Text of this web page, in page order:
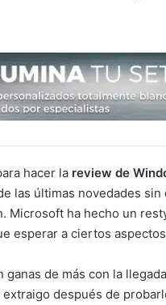
hacer la review de
las últimas novedades
Microsoft ha hecho un
esperar a ciertos
de más con la
después de